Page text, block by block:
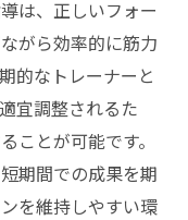
する
紹介
フスタイルを手
は、正しいフォー
がら効率的に筋力
的なトレーナーと
宜調整されるた
ことが可能です。
期間での成果を期
を維持しやすい環